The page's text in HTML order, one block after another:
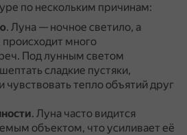
по нескольким причинам:
. Луна — ночное светило, а
происходит много
Под лунным светом
сладкие пустяки,
чувствовать тепло объятий друг
. Луна часто видится
объектом, что усиливает её